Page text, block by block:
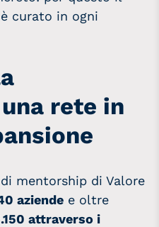
curato in ogni
rete in
mentorship di Valore
aziende e oltre
attraverso i